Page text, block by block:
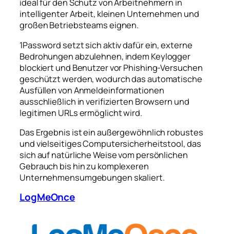
ideal für den Schutz von Arbeitnehmern in
intelligenter Arbeit, kleinen Unternehmen und
großen Betriebsteams eignen.
1Password setzt sich aktiv dafür ein, externe
Bedrohungen abzulehnen, indem Keylogger
blockiert und Benutzer vor Phishing-Versuchen
geschützt werden, wodurch das automatische
Ausfüllen von Anmeldeinformationen
ausschließlich in verifizierten Browsern und
legitimen URLs ermöglicht wird.
Das Ergebnis ist ein außergewöhnlich robustes
und vielseitiges Computersicherheitstool, das
sich auf natürliche Weise vom persönlichen
Gebrauch bis hin zu komplexeren
Unternehmensumgebungen skaliert.
LogMeOnce